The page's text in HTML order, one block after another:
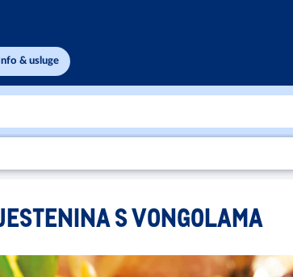
Info & usluge
S VONGOLAMA